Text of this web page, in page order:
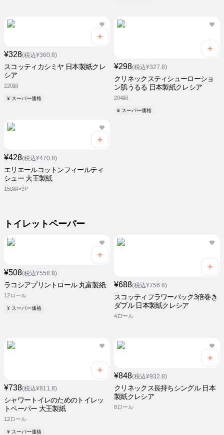
¥328(税込¥360.8)
スコッティカシミヤ 日本製紙クレ
シア
220組
¥ スーパー価格
¥298(税込¥327.8)
クリネックスティシューローショ
ン肌うるる 日本製紙クレシア
204組
¥ スーパー価格
¥428(税込¥470.8)
エリエールコットンフィールティ
シュー 大王製紙
150組×3P
トイレットペーパー
¥508(税込¥558.8)
ラコシアプリントロール 丸富製紙
12ロール
¥ スーパー価格
¥688(税込¥756.8)
スコッティフラワーパック3倍巻き
ダブル 日本製紙クレシア
4ロール
¥738(税込¥811.8)
シャワートイレのためのトイレッ
トペーパー 大王製紙
12ロール
¥ スーパー価格
¥848(税込¥932.8)
クリネックス長持ちシングル 日本
製紙クレシア
8ロール